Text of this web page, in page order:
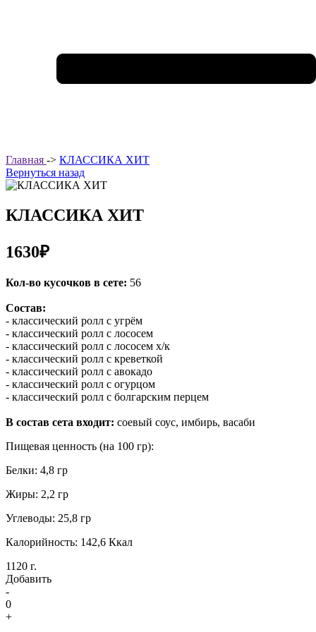
Главная -> КЛАССИКА ХИТ
Вернуться назад
КЛАССИКА ХИТ
1630₽
Кол-во кусочков в сете: 56
Состав:
- классический ролл с угрём
- классический ролл с лососем
- классический ролл с лососем х/к
- классический ролл с креветкой
- классический ролл с авокадо
- классический ролл с огурцом
- классический ролл с болгарским перцем
В состав сета входит: соевый соус, имбирь, васаби
Пищевая ценность (на 100 гр):
Белки: 4,8 гр
Жиры: 2,2 гр
Углеводы: 25,8 гр
Калорийность: 142,6 Ккал
1120 г.
Добавить
-
0
+